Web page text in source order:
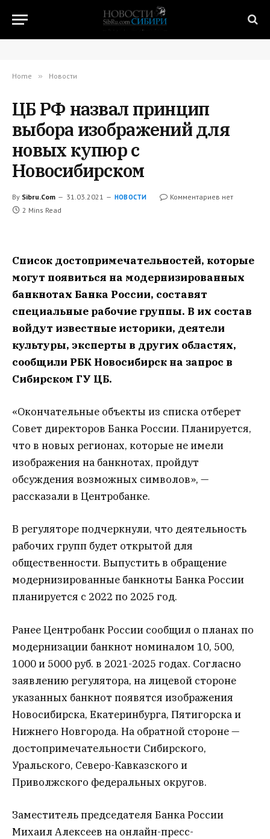
Home » Новости
ЦБ РФ назвал принцип
выбора изображений для
новых купюр с
Новосибирском
By Sibru.Com 31.03.2021 НОВОСТИ
Комментариев нет
2 Mins Read
Список достопримечательностей, которые
могут появиться на модернизированных
банкнотах Банка России, составят
специальные рабочие группы. В их состав
войдут известные историки, деятели
культуры, эксперты в других областях,
сообщили РБК Новосибирск на запрос в
Сибирском ГУ ЦБ.
«Окончательные объекты из списка отберет
Совет директоров Банка России. Планируется,
что в новых регионах, которые не имели
изображения на банкнотах, пройдут
обсуждения возможных символов», —
рассказали в Центробанке.
В регуляторе подчеркнули, что деятельность
рабочих групп будет открытой для
общественности. Выпустить в обращение
модернизированные банкноты Банка России
планируется с 2022 по 2025 год.
Ранее Центробанк России сообщил о планах по
модернизации банкнот номиналом 10, 500,
1000 и 5000 руб. в 2021-2025 годах. Согласно
заявлению регулятора, на лицевой стороне
указанных банкнот появятся изображения
Новосибирска, Екатеринбурга, Пятигорска и
Нижнего Новгорода. На обратной стороне —
достопримечательности Сибирского,
Уральского, Северо-Кавказского и
Приволжского федеральных округов.
Заместитель председателя Банка России
Михаил Алексеев на онлайн-пресс-